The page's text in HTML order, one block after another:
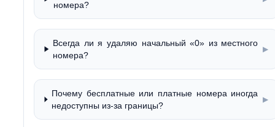
номера?
Всегда ли я удаляю начальный «0» из местного
номера?
▶
Почему бесплатные или платные номера иногда
недоступны из-за границы?
▶